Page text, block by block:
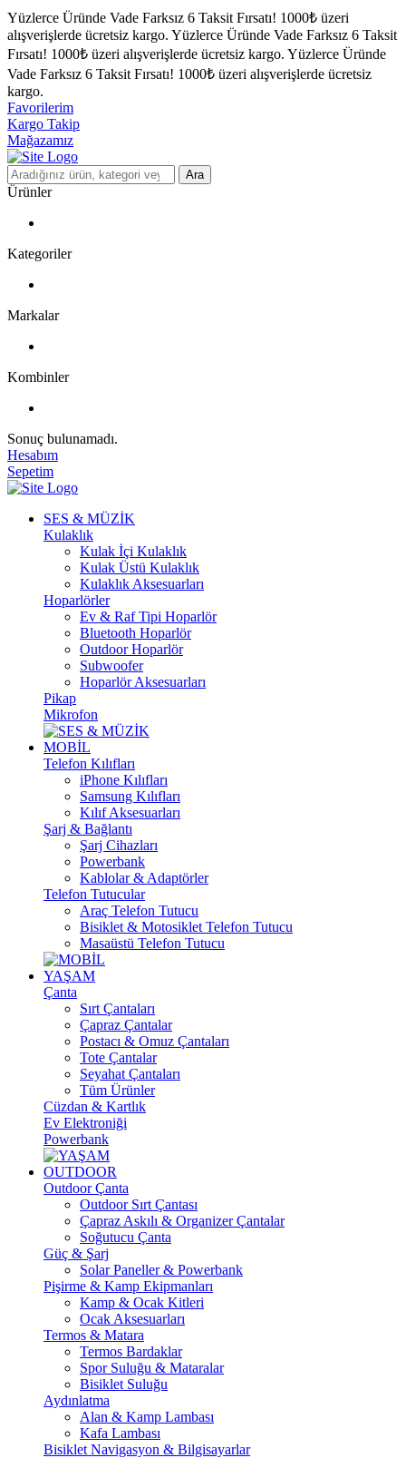
Yüzlerce Üründe Vade Farksız 6 Taksit Fırsatı! 1000₺ üzeri
alışverişlerde ücretsiz kargo. Yüzlerce Üründe Vade Farksız 6 Taksit
Fırsatı! 1000₺ üzeri alışverişlerde ücretsiz kargo. Yüzlerce Üründe
Vade Farksız 6 Taksit Fırsatı! 1000₺ üzeri alışverişlerde ücretsiz
kargo.
Favorilerim
Kargo Takip
Mağazamız
Ara
Ürünler
Kategoriler
Markalar
Kombinler
Sonuç bulunamadı.
Hesabım
Sepetim
SES & MÜZİK
Kulaklık
Kulak İçi Kulaklık
Kulak Üstü Kulaklık
Kulaklık Aksesuarları
Hoparlörler
Ev & Raf Tipi Hoparlör
Bluetooth Hoparlör
Outdoor Hoparlör
Subwoofer
Hoparlör Aksesuarları
Pikap
Mikrofon
MOBİL
Telefon Kılıfları
iPhone Kılıfları
Samsung Kılıfları
Kılıf Aksesuarları
Şarj & Bağlantı
Şarj Cihazları
Powerbank
Kablolar & Adaptörler
Telefon Tutucular
Araç Telefon Tutucu
Bisiklet & Motosiklet Telefon Tutucu
Masaüstü Telefon Tutucu
YAŞAM
Çanta
Sırt Çantaları
Çapraz Çantalar
Postacı & Omuz Çantaları
Tote Çantalar
Seyahat Çantaları
Tüm Ürünler
Cüzdan & Kartlık
Ev Elektroniği
Powerbank
OUTDOOR
Outdoor Çanta
Outdoor Sırt Çantası
Çapraz Askılı & Organizer Çantalar
Soğutucu Çanta
Güç & Şarj
Solar Paneller & Powerbank
Pişirme & Kamp Ekipmanları
Kamp & Ocak Kitleri
Ocak Aksesuarları
Termos & Matara
Termos Bardaklar
Spor Suluğu & Mataralar
Bisiklet Suluğu
Aydınlatma
Alan & Kamp Lambası
Kafa Lambası
Bisiklet Navigasyon & Bilgisayarlar